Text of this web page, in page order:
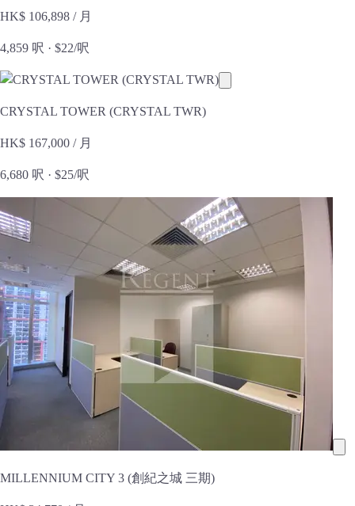
HK$ 106,898 / 月
4,859 呎 · $22/呎
CRYSTAL TOWER (CRYSTAL TWR)
HK$ 167,000 / 月
6,680 呎 · $25/呎
MILLENNIUM CITY 3 (創紀之城 三期)